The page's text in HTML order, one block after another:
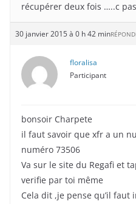
récupérer deux fois …..c
30 janvier 2015 à 0 h 42 min
floralisa
Participant
bonsoir Charpete
il faut savoir que xfr a un
numéro 73506
Va sur le site du Regafi et
verifie par toi même
Cela dit ,je pense qu’il faut